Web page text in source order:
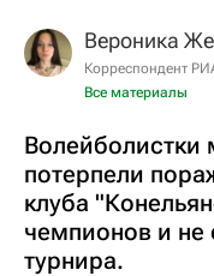
Вероника
Корреспондент
Все материалы
Волейболистки
потерпели
клуба
чемпионов и
турнира.